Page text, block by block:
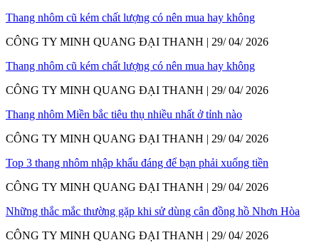
Thang nhôm cũ kém chất lượng có nên mua hay không
CÔNG TY MINH QUANG ĐẠI THANH | 29/ 04/ 2026
Thang nhôm cũ kém chất lượng có nên mua hay không
CÔNG TY MINH QUANG ĐẠI THANH | 29/ 04/ 2026
Thang nhôm Miền bắc tiêu thụ nhiều nhất ở tỉnh nào
CÔNG TY MINH QUANG ĐẠI THANH | 29/ 04/ 2026
Top 3 thang nhôm nhập khẩu đáng để bạn phải xuống tiền
CÔNG TY MINH QUANG ĐẠI THANH | 29/ 04/ 2026
Những thắc mắc thường gặp khi sử dùng cân đồng hồ Nhơn Hòa
CÔNG TY MINH QUANG ĐẠI THANH | 29/ 04/ 2026